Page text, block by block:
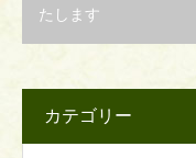
たします
カテゴリー